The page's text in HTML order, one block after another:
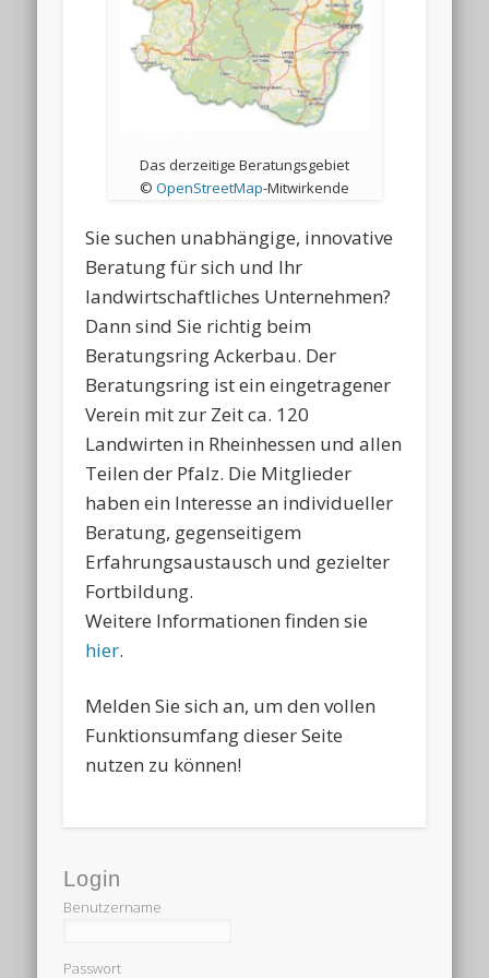
Das derzeitige Beratungsgebiet
© OpenStreetMap-Mitwirkende
Sie suchen unabhängige, innovative
Beratung für sich und Ihr
landwirtschaftliches Unternehmen?
Dann sind Sie richtig beim
Beratungsring Ackerbau. Der
Beratungsring ist ein eingetragener
Verein mit zur Zeit ca. 120
Landwirten in Rheinhessen und allen
Teilen der Pfalz. Die Mitglieder
haben ein Interesse an individueller
Beratung, gegenseitigem
Erfahrungsaustausch und gezielter
Fortbildung.
Weitere Informationen finden sie
hier.
Melden Sie sich an, um den vollen
Funktionsumfang dieser Seite
nutzen zu können!
Login
Benutzername
Passwort